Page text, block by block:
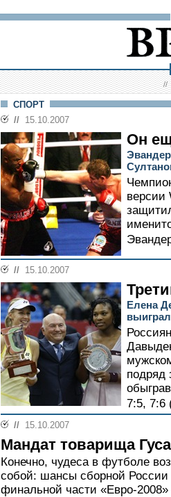
//
СПОРТ
// 15.10.2007
Он
версии
// 15.10.2007
Елена
подряд
7:5, 7:6
// 15.10.2007
Мандат товарища Гуса
Конечно, чудеса в футболе
собой: шансы сборной России
финальной части «Евро-